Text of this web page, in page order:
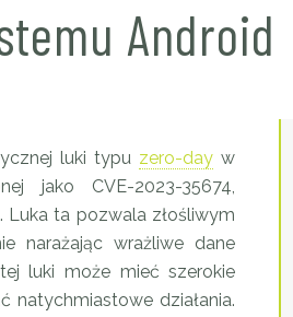
Ochrona brzegowa
Android
luki typu zero-day w
jako CVE-2023-35674,
ta pozwala złośliwym
narażając wrażliwe dane
luki może mieć szerokie
natychmiastowe działania.